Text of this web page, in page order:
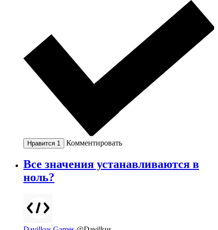
Нравится 1 Комментировать
Все значения устанавливаются в
ноль?